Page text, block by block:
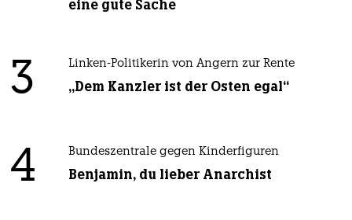
eine gute Sache
3 Linken-Politikerin von Angern zur Rente
„Dem Kanzler ist der Osten egal“
4 Bundeszentrale gegen Kinderfiguren
Benjamin, du lieber Anarchist